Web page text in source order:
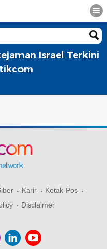
Israel Terkini
Karir
Kotak Pos
Disclaimer